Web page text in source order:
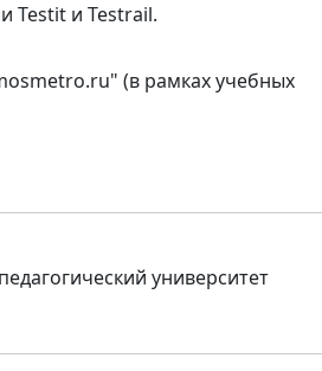
Testit и Testrail.
(в рамках учебных
университет